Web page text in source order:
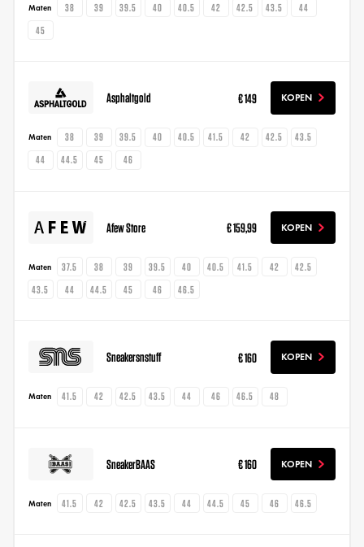
Maten 38 39 39.5 40 40.5 42 42.5 43.5
44
45
Asphaltgold € 149 KOPEN
Maten 38 39 39.5 40 40.5 41.5 42 42.5
43.5
44
44.5 45 46
Afew Store € 159,99 KOPEN
Maten 37.5 38 39 39.5 40 40.5 41.5 42
42.5
43.5
44 44.5 45 46 46.5
Sneakersnstuff € 160 KOPEN
Maten 41.5 42 42.5 43.5 44 46 46.5 48
SneakerBAAS € 160 KOPEN
Maten 41.5 42 42.5 43.5 44 44.5 45 46 46.5